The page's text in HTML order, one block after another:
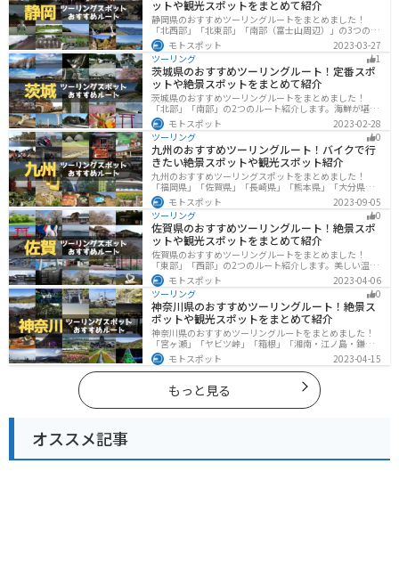
ットや観光スポットをまとめて紹介
静岡県のおすすめツーリングルートをまとめました！
「北西部」「北東部」「南部（富士山周辺）」の3つのル
ート紹介します。富士山を中心に自然豊かな景色や食事
を楽しめるスポットが多数あります。バイクで静岡県に
ツーリングに行く際は参考にしてください。
モトスポット
2023-03-27
ツーリング
1
茨城県のおすすめツーリングルート！定番スポ
ットや絶景スポットをまとめて紹介
茨城県のおすすめツーリングルートをまとめました！
「北部」「南部」の2つのルート紹介します。海鮮が堪能
できる港や梅の景勝地、自然豊かな山々があるのでツー
リングにもってこいです。バイクで茨城県にツーリング
に行く際は参考にしてください。
モトスポット
2023-02-28
ツーリング
0
九州のおすすめツーリングルート！バイクで行
きたい絶景スポットや観光スポット紹介
九州のおすすめツーリングスポットをまとめました！
「福岡県」「佐賀県」「長崎県」「熊本県」「大分県」
「宮崎都」「鹿児島県」の各県の観光地紹介します。自
然豊かな山々や湖、温泉地が点在し、四季折々の景色を
楽しめるスポットが多数あります。バイクで九州にツー
リングに行く際は参考にしてください。
モトスポット
2023-09-05
ツーリング
0
佐賀県のおすすめツーリングルート！絶景スポ
ットや観光スポットをまとめて紹介
佐賀県のおすすめツーリングルートをまとめました！
「東部」「西部」の2つのルート紹介します。美しい温泉
地や古墳群、歴史ある城や神社仏閣など、バイクツーリ
ングに適したスポットが多数存在し、様々な楽しみ方が
できます。バイクで佐賀県にツーリングに行く際は参考
にしてください。
モトスポット
2023-04-06
ツーリング
0
神奈川県のおすすめツーリングルート！絶景ス
ポットや観光スポットをまとめて紹介
神奈川県のおすすめツーリングルートをまとめました！
「宮ヶ瀬」「ヤビツ峠」「箱根」「湘南・江ノ島・鎌
倉」「三浦」「みなとみらい」の6つのルート紹介しま
す。自然豊かなスポット、歴史ある観光名所、都市部で
楽しめるツーリングスポットまで多数あります。バイク
で神奈川県にツーリングに行く際は参考にしてくださ
モトスポット 2023-04-15
もっと見る
オススメ記事